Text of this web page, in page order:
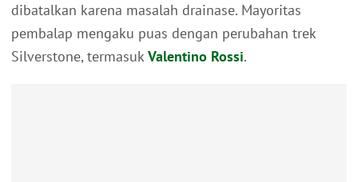
dibatalkan karena masalah drainase. Mayoritas
pembalap mengaku puas dengan perubahan trek
Silverstone, termasuk Valentino Rossi.